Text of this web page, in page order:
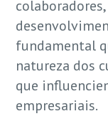
fundamental
natureza dos
que
empresariais.